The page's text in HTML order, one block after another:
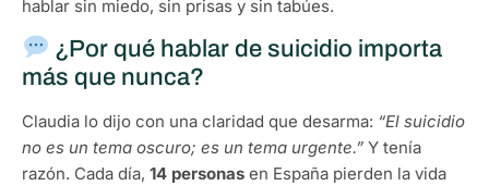
hablar sin miedo, sin prisas y sin tabúes.
¿Por qué hablar de suicidio importa
más que nunca?
Claudia lo dijo con una claridad que desarma: “El suicidio
no es un tema oscuro; es un tema urgente.” Y tenía
razón. Cada día, 14 personas en España pierden la vida